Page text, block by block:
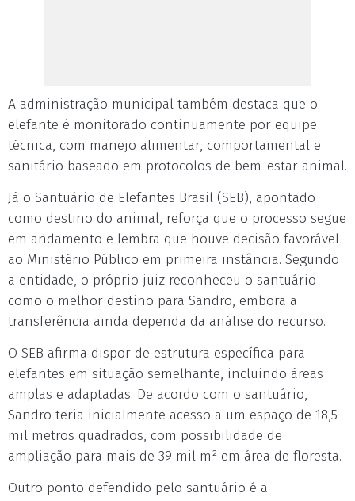
A administração municipal também destaca que o
elefante é monitorado continuamente por equipe
técnica, com manejo alimentar, comportamental e
sanitário baseado em protocolos de bem-estar animal.
Já o Santuário de Elefantes Brasil (SEB), apontado
como destino do animal, reforça que o processo segue
em andamento e lembra que houve decisão favorável
ao Ministério Público em primeira instância. Segundo
a entidade, o próprio juiz reconheceu o santuário
como o melhor destino para Sandro, embora a
transferência ainda dependa da análise do recurso.
O SEB afirma dispor de estrutura específica para
elefantes em situação semelhante, incluindo áreas
amplas e adaptadas. De acordo com o santuário,
Sandro teria inicialmente acesso a um espaço de 18,5
mil metros quadrados, com possibilidade de
ampliação para mais de 39 mil m² em área de floresta.
Outro ponto defendido pelo santuário é a